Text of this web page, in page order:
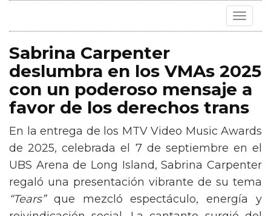
Toggle
Sabrina Carpenter
deslumbra en los VMAs 2025
con un poderoso mensaje a
favor de los derechos trans
En la entrega de los MTV Video Music Awards
de 2025, celebrada el 7 de septiembre en el
UBS Arena de Long Island, Sabrina Carpenter
regaló una presentación vibrante de su tema
“Tears”que mezcló espectáculo, energía y